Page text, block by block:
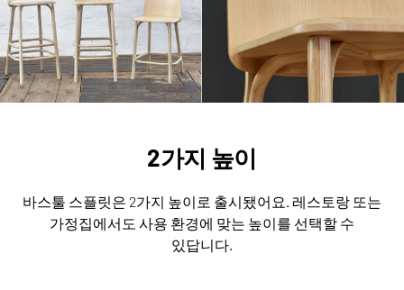
2가지 높이
바스툴 스플릿은 2가지 높이로 출시됐어요. 레스토랑 또는
가정집에서도 사용 환경에 맞는 높이를 선택할 수
있답니다.